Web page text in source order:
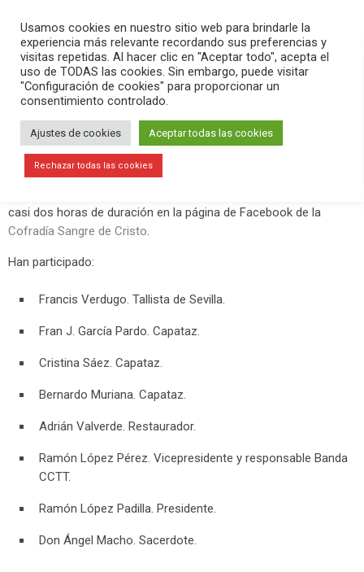
search menu pause PLAY
abril 4, 2020
Programa de radio online en la página
de Facebook de la Cofradía Sangre
de Cristo
casi dos horas de duración en la página de Facebook de la
Cofradía Sangre de Cristo
Han participado:
Francis Verdugo. Tallista de Sevilla.
Fran J. García Pardo. Capataz.
Cristina Sáez. Capataz.
Bernardo Muriana. Capataz.
Adrián Valverde. Restaurador.
Ramón López Pérez. Vicepresidente y responsable Banda
CCTT.
Ramón López Padilla. Presidente.
Don Ángel Macho. Sacerdote.
Usamos cookies en nuestro sitio web para brindarle la
experiencia más relevante recordando sus preferencias y
visitas repetidas. Al hacer clic en "Aceptar todo", acepta el
uso de TODAS las cookies. Sin embargo, puede visitar
"Configuración de cookies" para proporcionar un
consentimiento controlado.
Ajustes de cookies Aceptar todas las cookies
Rechazar todas las cookies